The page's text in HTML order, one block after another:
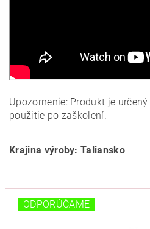
Upozornenie: Produkt je
použitie po zaškolení.
Krajina výroby: Taliansko
ODPORÚČAME